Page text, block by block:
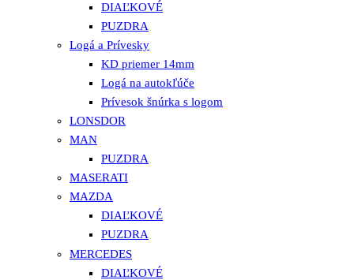
DIAĽKOVÉ
PUZDRA
Logá a Prívesky
KD priemer 14mm
Logá na autokľúče
Prívesok šnúrka s logom
LONSDOR
MAN
PUZDRA
MASERATI
MAZDA
DIAĽKOVÉ
PUZDRA
MERCEDES
DIAĽKOVÉ